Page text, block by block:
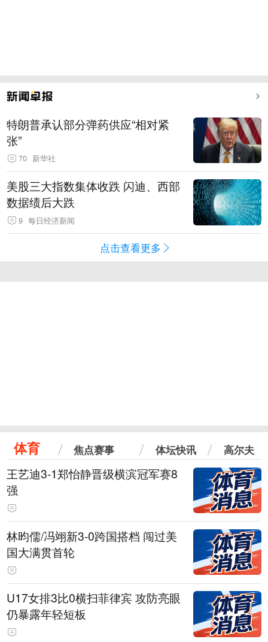
特朗普承认部分弹药供应“相对紧
张”
70 新华社
美股三大指数集体收跌 闪迪、西部
数据绩后大跌
9 每日经济新闻
点击查看更多
体育 焦点赛事 体坛快讯 高尔夫
王艺迪3-1郑怡静晋级横滨冠军赛8
强
林昀儒/冯翊新3-0跨国搭档 闯过美
国大满贯首轮
U17女排3比0横扫菲律宾 攻防亮眼
仍暴露年轻短板